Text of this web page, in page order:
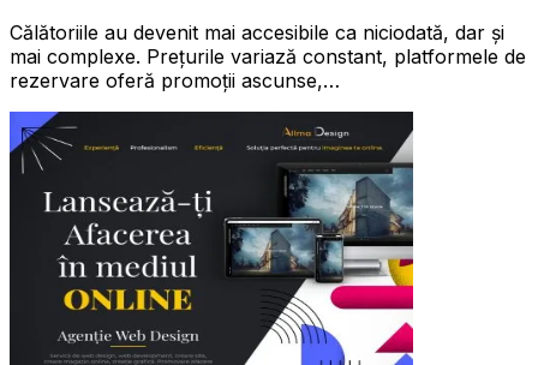
Călătoriile au devenit mai accesibile ca niciodată, dar și
mai complexe. Prețurile variază constant, platformele de
rezervare oferă promoții ascunse,…